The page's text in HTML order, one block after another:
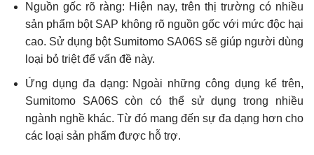
Nguồn gốc rõ ràng: Hiện nay, trên thị trường có nhiều
sản phẩm bột SAP không rõ nguồn gốc với mức độc hại
cao. Sử dụng bột Sumitomo SA06S sẽ giúp người dùng
loại bỏ triệt để vấn đề này.
Ứng dụng đa dạng: Ngoài những công dụng kể trên,
Sumitomo SA06S còn có thể sử dụng trong nhiều
ngành nghề khác. Từ đó mang đến sự đa dạng hơn cho
các loại sản phẩm được hỗ trợ.